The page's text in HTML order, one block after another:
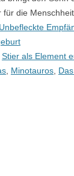
für die
Unbefleckte
Stier als Element
Minotauros